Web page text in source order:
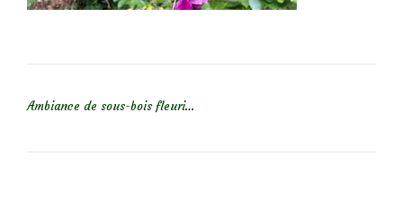
Ambiance de sous-bois fleuri…